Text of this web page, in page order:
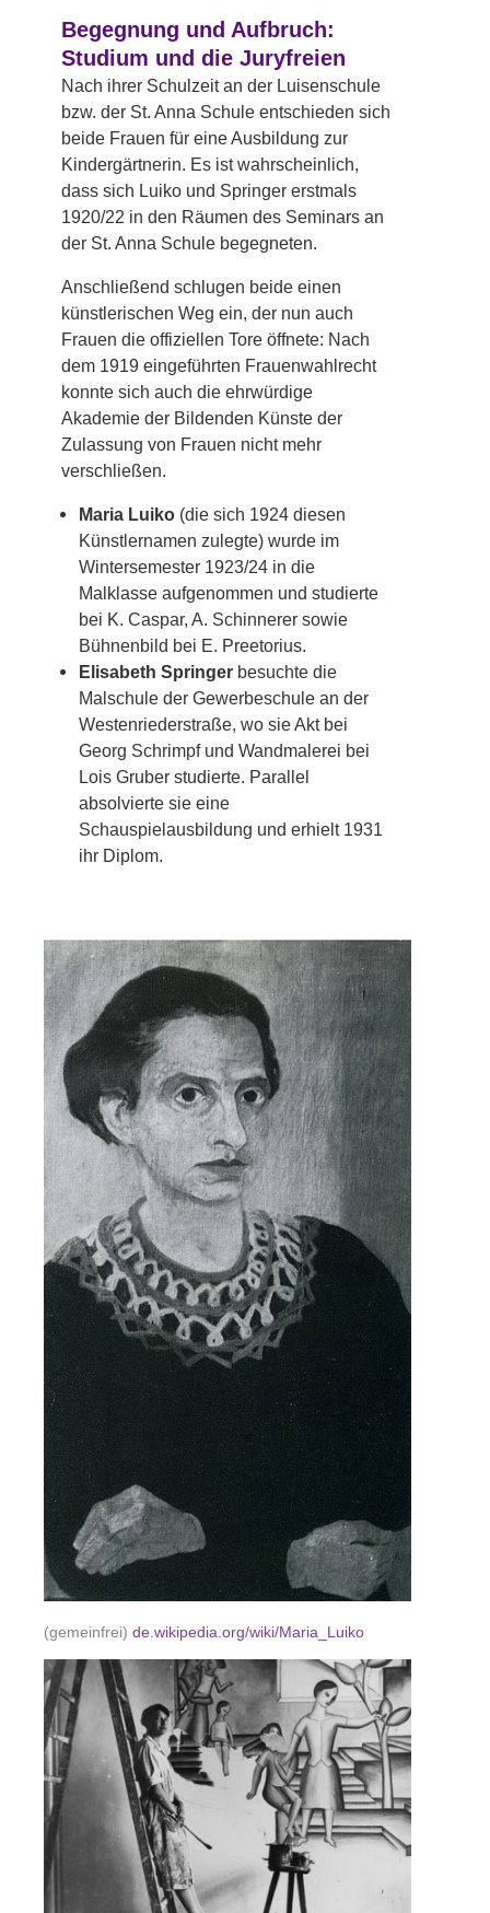
Begegnung und Aufbruch:
Studium und die Juryfreien
Nach ihrer Schulzeit an der Luisenschule
bzw. der St. Anna Schule entschieden sich
beide Frauen für eine Ausbildung zur
Kindergärtnerin. Es ist wahrscheinlich,
dass sich Luiko und Springer erstmals
1920/22 in den Räumen des Seminars an
der St. Anna Schule begegneten.
Anschließend schlugen beide einen
künstlerischen Weg ein, der nun auch
Frauen die offiziellen Tore öffnete: Nach
dem 1919 eingeführten Frauenwahlrecht
konnte sich auch die ehrwürdige
Akademie der Bildenden Künste der
Zulassung von Frauen nicht mehr
verschließen.
Maria Luiko (die sich 1924 diesen
Künstlernamen zulegte) wurde im
Wintersemester 1923/24 in die
Malklasse aufgenommen und studierte
bei K. Caspar, A. Schinnerer sowie
Bühnenbild bei E. Preetorius.
Elisabeth Springer besuchte die
Malschule der Gewerbeschule an der
Westenriederstraße, wo sie Akt bei
Georg Schrimpf und Wandmalerei bei
Lois Gruber studierte. Parallel
absolvierte sie eine
Schauspielausbildung und erhielt 1931
ihr Diplom.
(gemeinfrei) de.wikipedia.org/wiki/Maria_Luiko